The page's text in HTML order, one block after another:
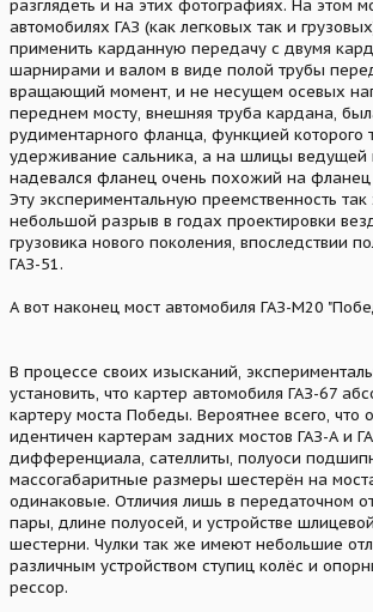
разглядеть и на этих фотографиях. На этом
автомобилях ГАЗ (как легковых так и
применить карданную передачу с двумя
шарнирами и валом в виде полой трубы
вращающий момент, и не несущем осевых
переднем мосту, внешняя труба кардана,
рудиментарного фланца, функцией которого
удерживание сальника, а на шлицы ведущей
надевался фланец очень похожий на фланец
Эту экспериментальную преемственность
небольшой разрыв в годах проектировки
грузовика нового поколения, впоследствии
ГАЗ-51.
А вот наконец мост автомобиля ГАЗ-М20
В процессе своих изысканий,
установить, что картер автомобиля ГАЗ-67
картеру моста Победы. Вероятнее всего, что
идентичен картерам задних мостов ГАЗ-А и
дифференциала, сателлиты, полуоси
массогабаритные размеры шестерён на
одинаковые. Отличия лишь в передаточном
пары, длине полуосей, и устройстве
шестерни. Чулки так же имеют небольшие
различным устройством ступиц колёс и
рессор.